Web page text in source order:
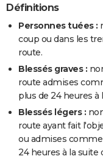
Définitions
Personnes tuées :
coup ou dans les
route.
Blessés graves :
route admises
plus de 24 heures à
Blessés légers :
route ayant fait
ou admises
24 heures à la suite